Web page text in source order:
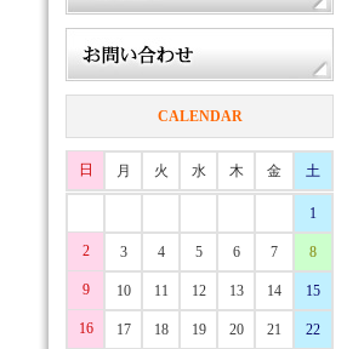
CALENDAR
日 月 火 水 木 金 土
1
2 3 4 5 6 7 8
9 10 11 12 13 14 15
16 17 18 19 20 21 22